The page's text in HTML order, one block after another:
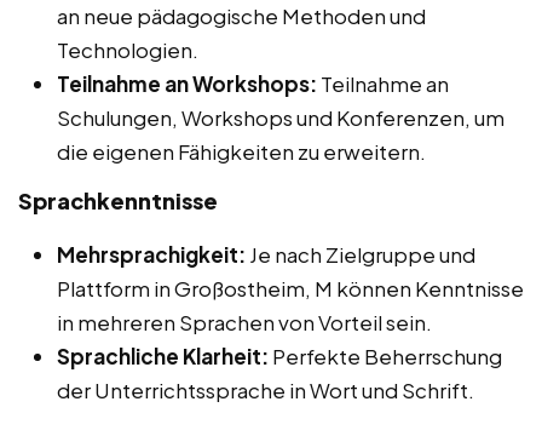
an neue pädagogische Methoden und
Technologien.
Teilnahme an Workshops: Teilnahme an
Schulungen, Workshops und Konferenzen, um
die eigenen Fähigkeiten zu erweitern.
Sprachkenntnisse
Mehrsprachigkeit: Je nach Zielgruppe und
Plattform in Großostheim, M können Kenntnisse
in mehreren Sprachen von Vorteil sein.
Sprachliche Klarheit: Perfekte Beherrschung
der Unterrichtssprache in Wort und Schrift.